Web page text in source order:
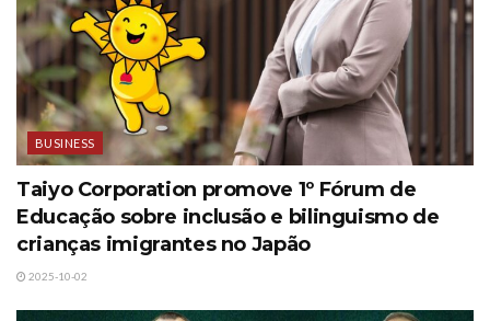
BUSINESS
Taiyo Corporation promove 1º Fórum de
Educação sobre inclusão e bilinguismo de
crianças imigrantes no Japão
2025-10-02